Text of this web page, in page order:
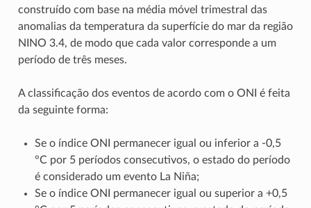
construído com base na média móvel trimestral das
anomalias da temperatura da superfície do mar da região
NINO 3.4, de modo que cada valor corresponde a um
período de três meses.
A classificação dos eventos de acordo com o ONI é feita
da seguinte forma:
Se o índice ONI permanecer igual ou inferior a -0,5
°C por 5 períodos consecutivos, o estado do período
é considerado um evento La Niña;
Se o índice ONI permanecer igual ou superior a +0,5